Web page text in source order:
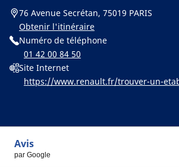
76 Avenue Secrétan, 75019 PARIS
Obtenir l'itinéraire
Numéro de téléphone
01 42 00 84 50
Site Internet
https://www.renault.fr/trouver-un-
Avis
par Google